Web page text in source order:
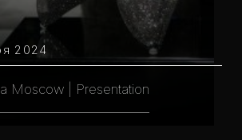
2024
Moscow | Presentation